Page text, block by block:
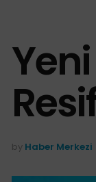
by Haber Merkezi